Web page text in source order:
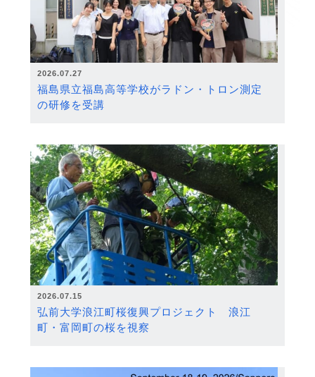
2026.07.27
福島県立福島高等学校がラドン・トロン測定
の研修を受講
2026.07.15
弘前大学浪江町桜復興プロジェクト 浪江
町・富岡町の桜を視察